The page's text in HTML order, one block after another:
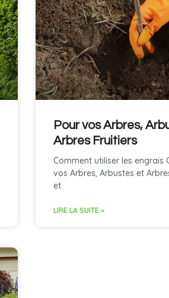
Pour vos Arbres,
Arbres Fruitiers
Comment utiliser les engrais
vos Arbres, Arbustes et
et
LIRE LA SUITE »